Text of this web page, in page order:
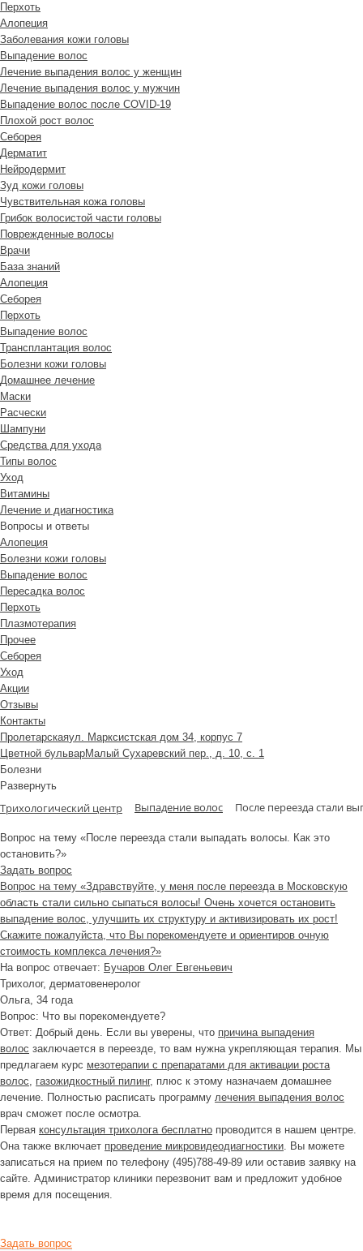
Перхоть
Алопеция
Заболевания кожи головы
Выпадение волос
Лечение выпадения волос у женщин
Лечение выпадения волос у мужчин
Выпадение волос после COVID-19
Плохой рост волос
Cеборея
Дерматит
Нейродермит
Зуд кожи головы
Чувствительная кожа головы
Грибок волосистой части головы
Поврежденные волосы
Врачи
База знаний
Алопеция
Себорея
Перхоть
Выпадение волос
Трансплантация волос
Болезни кожи головы
Домашнее лечение
Маски
Расчески
Шампуни
Средства для ухода
Типы волос
Уход
Витамины
Лечение и диагностика
Вопросы и ответы
Алопеция
Болезни кожи головы
Выпадение волос
Пересадка волос
Перхоть
Плазмотерапия
Прочее
Себорея
Уход
Акции
Отзывы
Контакты
Пролетарскаяул. Марксистская дом 34, корпус 7
Цветной бульварМалый Сухаревский пер., д. 10, с. 1
Болезни
Развернуть
Трихологический центр Выпадение волос После переезда стали
Вопрос на тему «После переезда стали выпадать волосы. Как это
остановить?»
Задать вопрос
Вопрос на тему «Здравствуйте, у меня после переезда в Московскую
область стали сильно сыпаться волосы! Очень хочется остановить
выпадение волос, улучшить их структуру и активизировать их рост!
Скажите пожалуйста, что Вы порекомендуете и ориентиров очную
стоимость комплекса лечения?»
На вопрос отвечает: Бучаров Олег Евгеньевич
Трихолог, дерматовенеролог
Ольга, 34 года
Вопрос: Что вы порекомендуете?
Ответ: Добрый день. Если вы уверены, что причина выпадения
волос заключается в переезде, то вам нужна укрепляющая терапия. Мы
предлагаем курс мезотерапии с препаратами для активации роста
волос, газожидкостный пилинг, плюс к этому назначаем домашнее
лечение. Полностью расписать программу лечения выпадения волос
врач сможет после осмотра.
Первая консультация трихолога бесплатно проводится в нашем центре.
Она также включает проведение микровидеодиагностики. Вы можете
записаться на прием по телефону (495)788-49-89 или оставив заявку на
сайте. Администратор клиники перезвонит вам и предложит удобное
время для посещения.
Задать вопрос